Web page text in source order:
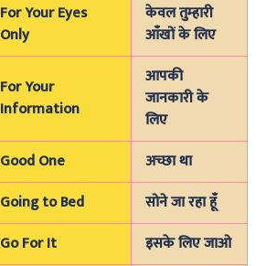
For Your Eyes
Only
केवल तुम्हारी
आँखों के लिए
For Your
Information
आपकी
जानकारी के
लिए
Good One
अच्छा था
Going to Bed
सोने जा रहा हूँ
Go For It इसके लिए जाओ